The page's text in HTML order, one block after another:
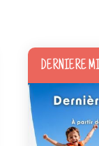
DERNIERE